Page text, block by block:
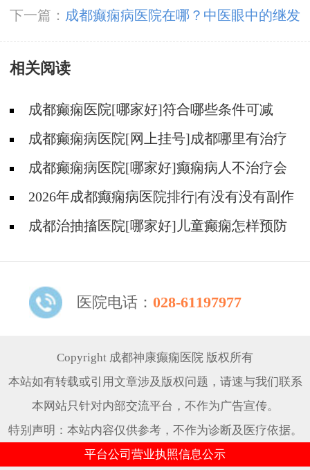
因有哪些呢?
下一篇： 成都癫痫病医院在哪？中医眼中的继发
性癫痫治疗原则
相关阅读
成都癫痫医院[哪家好]符合哪些条件可减
药、停药?
成都癫痫病医院[网上挂号]成都哪里有治疗
癫痫的中医?
成都癫痫病医院[哪家好]癫痫病人不治疗会
怎样?2026年成都癫痫病医院排行|有没有没有副作
用的抗癫痫药物呢？
成都治抽搐医院[哪家好]儿童癫痫怎样预防
医院电话： 028-61197977
Copyright 成都神康癫痫医院 版权所有
本站如有转载或引用文章涉及版权问题，请速与我们联系
本网站只针对内部交流平台，不作为广告宣传。
特别声明：本站内容仅供参考，不作为诊断及医疗依据。
平台公司营业执照信息公示